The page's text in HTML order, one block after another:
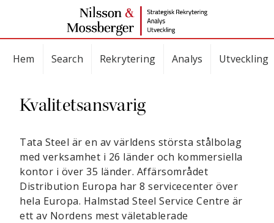
Hem Search Rekrytering Analys Utveckling
Kvalitetsansvarig
Tata Steel är en av världens största stålbolag
med verksamhet i 26 länder och kommersiella
kontor i över 35 länder. Affärsområdet
Distribution Europa har 8 servicecenter över
hela Europa. Halmstad Steel Service Centre är
ett av Nordens mest väletablerade